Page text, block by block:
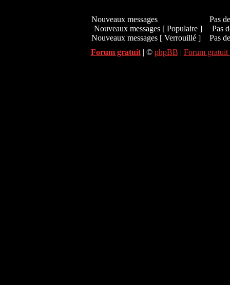
Nouveaux messages
Nouveaux messages [ Populaire ]
Nouveaux messages [ Verrouillé ]
Pas
Pas
Pas
Forum gratuit| © phpBB | Forum gratuit